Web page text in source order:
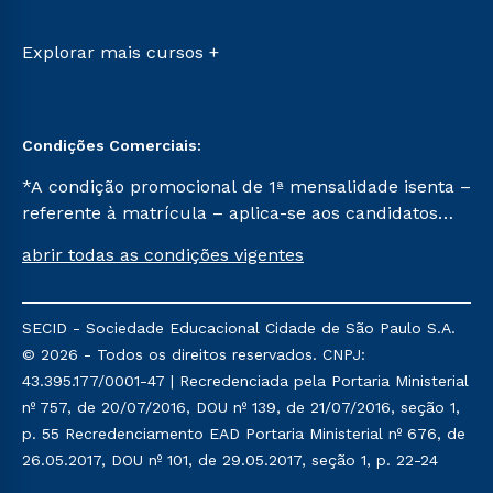
Vestibular Mérito
Vestibular Solidário
Canais de Atendimento
Explorar mais cursos +
Condições Comerciais:
*A condição promocional de 1ª mensalidade isenta –
referente à matrícula – aplica-se aos candidatos
na prova on-line ou agendada, que ofertam bolsas
semestre vigente, que ainda não tenham efetivado
e/ou não tenham cancelado ou trancado sua
matrícula em uma das Instituições da Cruzeiro do
Sul Educacional, no período de um ano. Tais
condições não se aplicam aos cursos de Medicina, e
também para matriculados via FIES, Prouni e
abrir todas as condições vigentes
SECID - Sociedade Educacional Cidade de São Paulo S.A.
© 2026 - Todos os direitos reservados. CNPJ:
43.395.177/0001-47 | Recredenciada pela Portaria Ministerial
nº 757, de 20/07/2016, DOU nº 139, de 21/07/2016, seção 1,
p. 55 Recredenciamento EAD Portaria Ministerial nº 676, de
26.05.2017, DOU nº 101, de 29.05.2017, seção 1, p. 22-24